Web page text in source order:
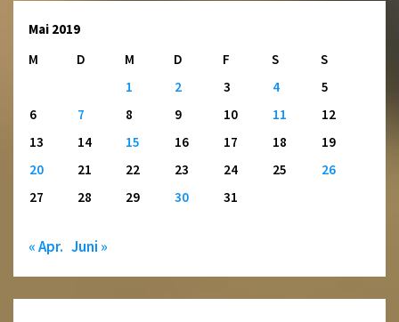
Mai 2019
M
D M D F S
S
1
2 3 4
5
6
7 8 9 10 11
12
13
14 15 16 17 18
19
20
21 22 23 24 25
26
27
28 29 30 31
« Apr. Juni »